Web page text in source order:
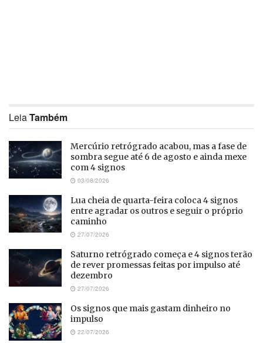
LeiaTambém
Mercúrio retrógrado acabou, mas a fase de
sombra segue até 6 de agosto e ainda mexe
com 4 signos
03/08/2026
Lua cheia de quarta-feira coloca 4 signos
entre agradar os outros e seguir o próprio
caminho
27/07/2026
Saturno retrógrado começa e 4 signos terão
de rever promessas feitas por impulso até
dezembro
27/07/2026
Os signos que mais gastam dinheiro no
impulso
22/07/2026